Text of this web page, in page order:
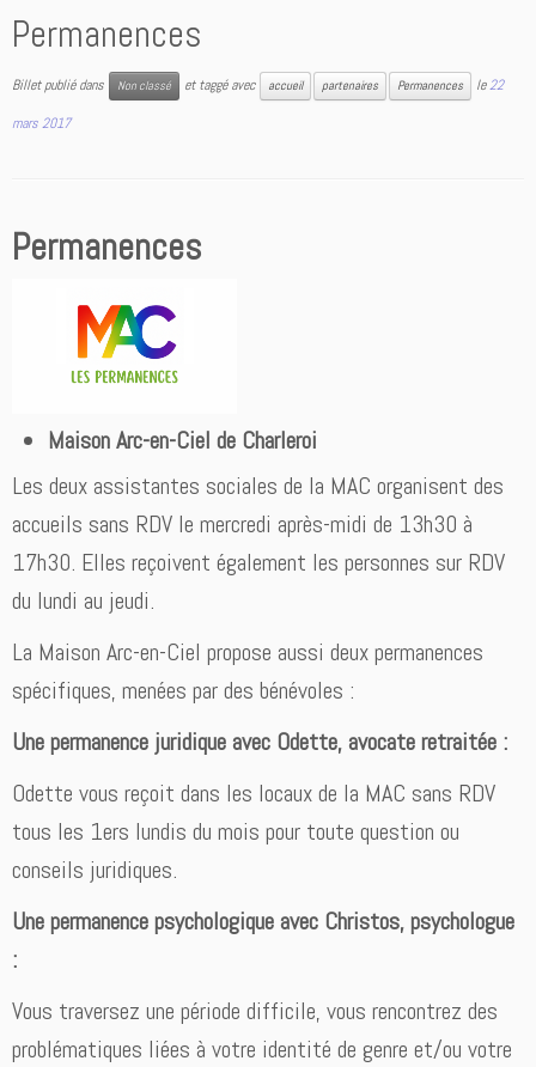
contenu
Permanences
Billet publié dans Non classé et taggé avec accueil partenaires Permanences le22
mars 2017
Permanences
Maison Arc-en-Ciel de Charleroi
Les deux assistantes sociales de la MAC organisent des
accueils sans RDV le mercredi après-midi de 13h30 à
17h30. Elles reçoivent également les personnes sur RDV
du lundi au jeudi.
La Maison Arc-en-Ciel propose aussi deux permanences
spécifiques, menées par des bénévoles :
Une permanence juridique avec Odette, avocate retraitée :
Odette vous reçoit dans les locaux de la MAC sans RDV
tous les 1ers lundis du mois pour toute question ou
conseils juridiques.
Une permanence psychologique avec Christos, psychologue
:
Vous traversez une période difficile, vous rencontrez des
problématiques liées à votre identité de genre et/ou votre